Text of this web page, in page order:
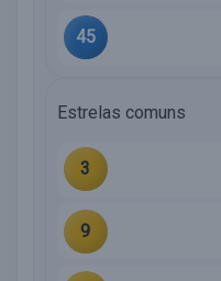
45
Estrelas comuns
3
9